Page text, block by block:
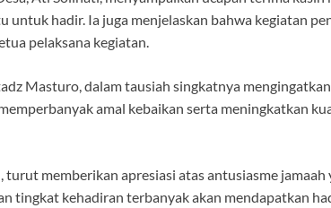
untuk hadir. Ia juga menjelaskan bahwa kegiatan
pelaksana kegiatan.
Masturo, dalam tausiah singkatnya
amal kebaikan serta meningkatkan
memberikan apresiasi atas antusiasme jamaah
tingkat kehadiran terbanyak akan mendapatkan